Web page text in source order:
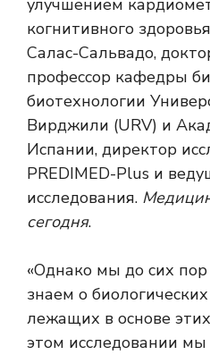
улучшением
когнитивного
Салас-Сальвадо,
профессор кафедры
биотехнологии
Вирджили (URV) и
Испании, директор
PREDIMED-Plus и
исследования.
сегодня.
«Однако мы до сих
знаем о
лежащих в основе
этом исследовании